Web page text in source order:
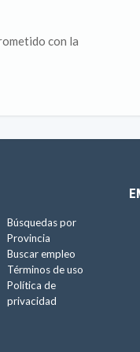
con la
Búsquedas por
Provincia
Buscar empleo
Términos de uso
Política de
privacidad